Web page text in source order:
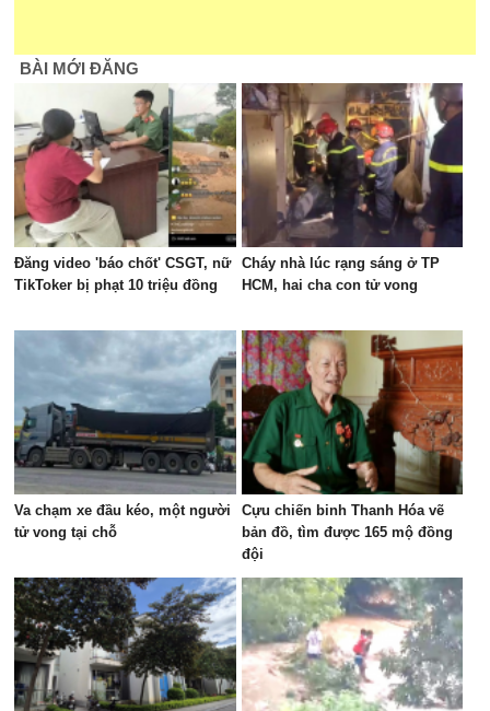
BÀI MỚI ĐĂNG
Đăng video 'báo chốt' CSGT, nữ
TikToker bị phạt 10 triệu đồng
Cháy nhà lúc rạng sáng ở TP
HCM, hai cha con tử vong
Va chạm xe đầu kéo, một người
tử vong tại chỗ
Cựu chiến binh Thanh Hóa vẽ
bản đồ, tìm được 165 mộ đồng
đội